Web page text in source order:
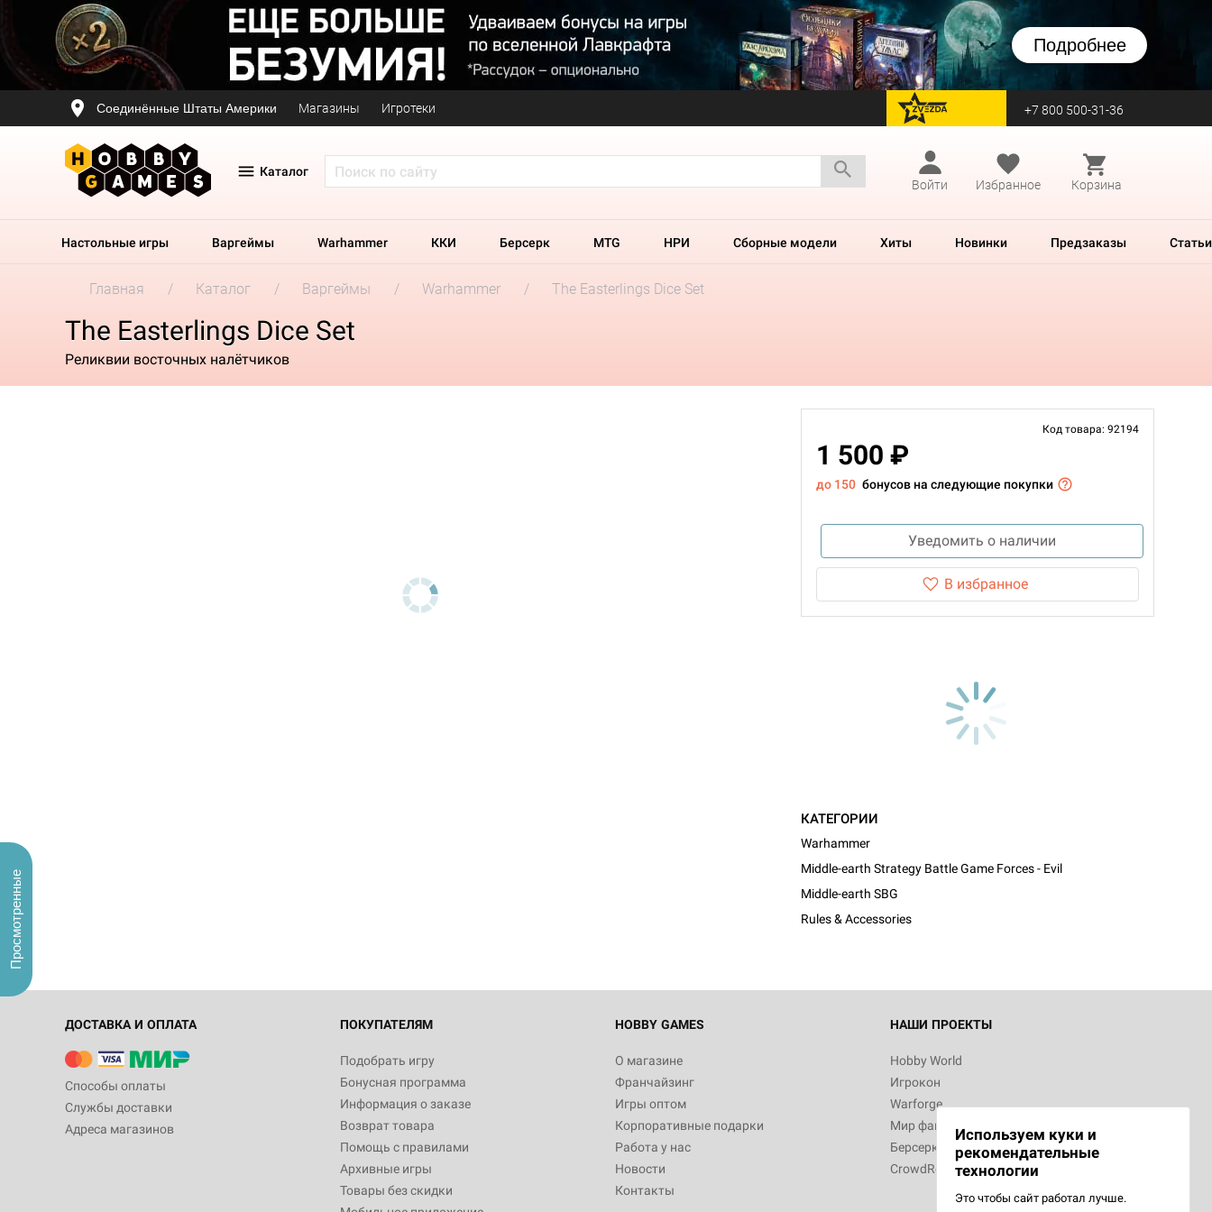
Подробнее
Соединённые Штаты Америки Магазины Игротеки перейти на Zvezda +7 800 500-31-36
Каталог
Войти
Избранное Корзина
Настольные игры Варгеймы Warhammer ККИ Берсерк MTG НРИ Сборные модели Хиты Новинки Предзаказы Статьи
Главная Каталог Варгеймы Warhammer The Easterlings Dice Set
The Easterlings Dice Set
Реликвии восточных налётчиков
Код товара: 92194
1 500 ₽
до 150 бонусов на следующие покупки
Уведомить о наличии
В избранное
КАТЕГОРИИ
Warhammer
Middle-earth Strategy Battle Game Forces - Evil
Middle-earth SBG
Rules & Accessories
ДОСТАВКА И ОПЛАТА
Способы оплаты
Службы доставки
Адреса магазинов
ПОКУПАТЕЛЯМ
Подобрать игру
Бонусная программа
Информация о заказе
Возврат товара
Помощь с правилами
Архивные игры
Товары без скидки
HOBBY GAMES
О магазине
Франчайзинг
Игры оптом
Корпоративные подарки
Работа у нас
Новости
Контакты
НАШИ ПРОЕКТЫ
Hobby World
Игрокон
Warforge
Мир фантастики
Берсерк
CrowdRepublic
Используем куки и
рекомендательные
технологии
Это чтобы сайт работал лучше.
Просмотренные
"Мир фантастики. Спецвыпуск: Братья
империи: Боевая тревога
799
Настольная игра Hobby World Сумерки
империи. Четвёртая редакция: Грозовой
Рубеж
12 990